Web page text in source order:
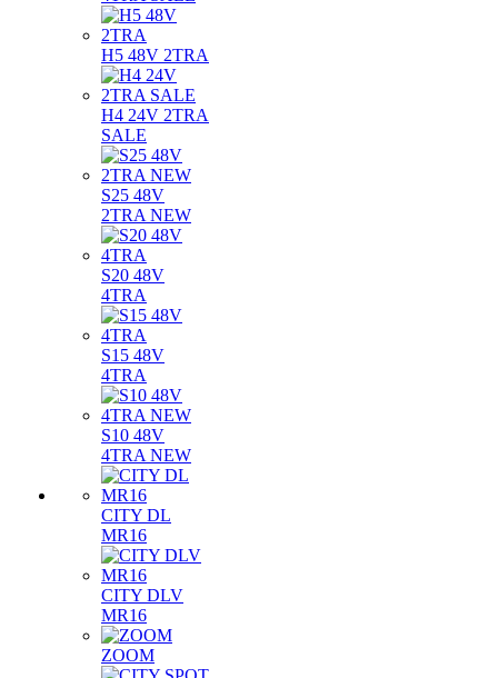
H5 48V 2TRA
H4 24V 2TRA
SALE
S25 48V
2TRA NEW
S20 48V
4TRA
S15 48V
4TRA
S10 48V
4TRA NEW
CITY DL
MR16
CITY DLV
MR16
ZOOM